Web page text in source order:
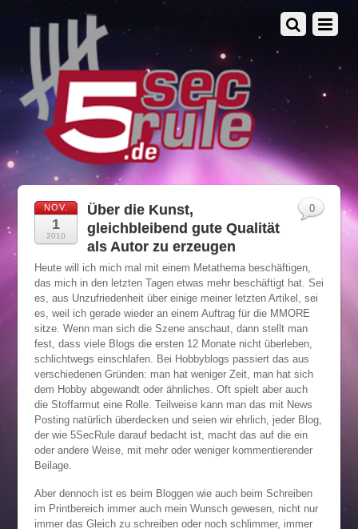
NOV.
1
2010
Über die Kunst,
gleichbleibend gute Qualität
als Autor zu erzeugen
Heute will ich mich mal mit einem Metathema beschäftigen,
das mich in den letzten Tagen etwas mehr beschäftigt hat. Sei
es, aus Unzufriedenheit über einige meiner letzten Artikel, sei
es, weil ich gerade wieder an einem Auftrag für die MMORE
sitze. Wenn man sich die Szene anschaut, dann stellt man
fest, dass viele Blogs die ersten 12 Monate nicht überleben,
schlichtwegs einschlafen. Bei Hobbyblogs passiert das aus
verschiedenen Gründen: man hat weniger Zeit, man hat sich
dem Hobby abgewandt oder ähnliches. Oft spielt aber auch
die Stoffarmut eine Rolle. Teilweise kann man das mit News
Posting natürlich überdecken und seien wir ehrlich, jeder Blog,
der wie 5SecRule darauf bedacht ist, macht das auf die ein
oder andere Weise, mit mehr oder weniger kommentierender
Beilage.
Aber dennoch ist es beim Bloggen wie auch beim Schreiben
im Printbereich immer auch mein Wunsch gewesen, nicht nur
immer das Gleich zu schreiben oder noch schlimmer, immer
0